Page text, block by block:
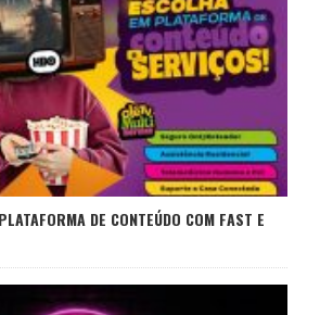
DE CONTEÚDO COM FAST E